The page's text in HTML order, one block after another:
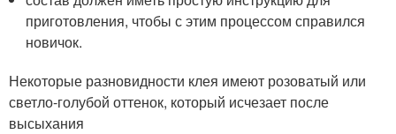
приготовления, чтобы с этим процессом справился
новичок.
Некоторые разновидности клея имеют розоватый или
светло-голубой оттенок, который исчезает после
высыхания